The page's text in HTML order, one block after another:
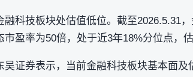
融科技板块处估值低位。截至2026.5.31
市盈率为50倍，处于近3年18%分位点，
吴证券表示，当前金融科技板块基本面